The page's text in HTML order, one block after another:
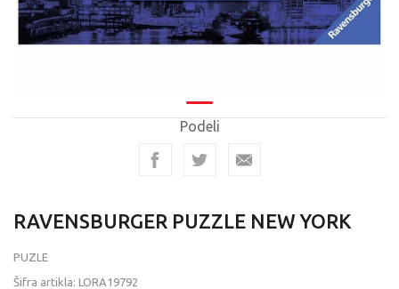
Podeli
RAVENSBURGER PUZZLE NEW YORK
PUZLE
Šifra artikla: LORA19792